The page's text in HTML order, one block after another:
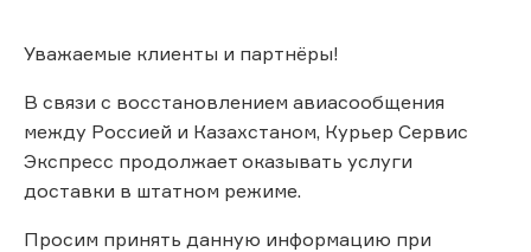
Уважаемые клиенты и партнёры!
В связи с восстановлением авиасообщения
между Россией и Казахстаном, Курьер Сервис
Экспресс продолжает оказывать услуги
доставки в штатном режиме.
Просим принять данную информацию при